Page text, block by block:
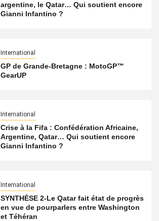
argentine, le Qatar… Qui soutient encore
Gianni Infantino ?
International
GP de Grande-Bretagne : MotoGP™
GearUP
International
Crise à la Fifa : Confédération Africaine,
Argentine, Qatar… Qui soutient encore
Gianni Infantino ?
International
SYNTHÈSE 2-Le Qatar fait état de progrès
en vue de pourparlers entre Washington
et Téhéran